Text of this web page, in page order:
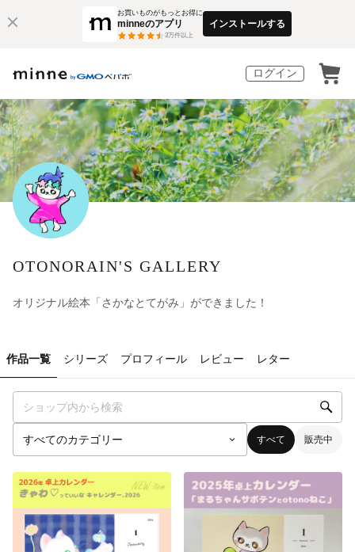
お買いものがもっとお得に
minneのアプリ
3万件以上
インストールする
ログイン
OTONORAIN'S GALLERY
オリジナル絵本「さかなとてがみ」ができました！
作品一覧 シリーズ プロフィール レビュー レター
すべて 販売中